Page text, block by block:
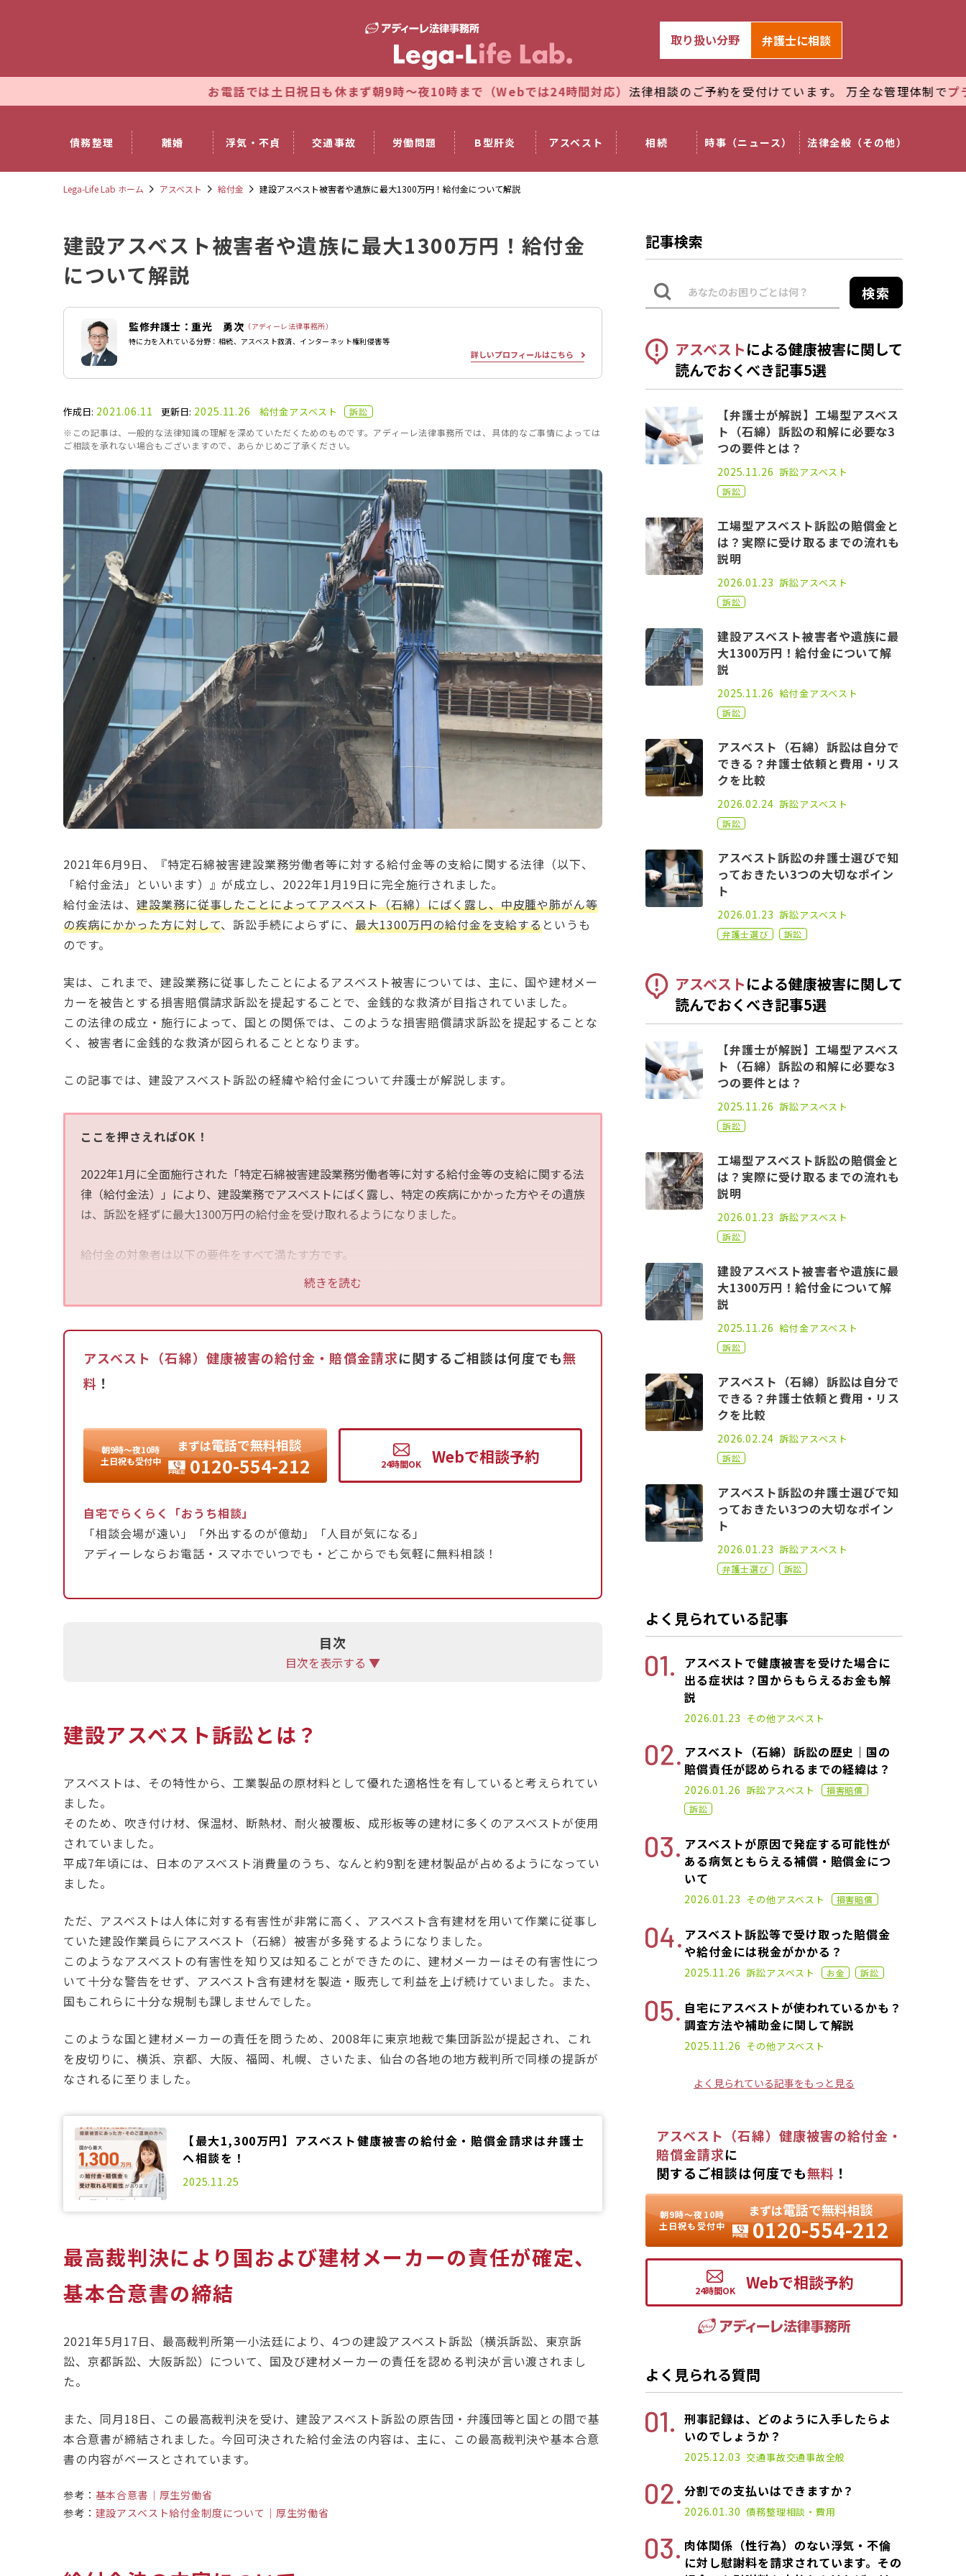
お電話では土日祝日も休まず朝9時～夜10時まで（Webでは24時間対応）法律相談のご予約を受付けています。 万全な管理体制でプライバシーを厳守
債務整理 離婚 浮気・不貞 交通事故 労働問題 B型肝炎 アスベスト 相続 時事（ニュース） 法律全般（その他）
取り扱い分野 弁護士に相談
Lega-Life Lab ホーム アスベスト 給付金 建設アスベスト被害者や遺族に最大1300万円！給付金について解説
建設アスベスト被害者や遺族に最大1300万円！給付金
について解説
監修弁護士：重光 勇次 （アディーレ法律事務所）
特に力を入れている分野：相続、アスベスト救済、インターネット権利侵害等
詳しいプロフィールはこちら
作成日: 2021.06.11 更新日: 2025.11.26 給付金アスベスト
訴訟
※この記事は、一般的な法律知識の理解を深めていただくためのものです。アディーレ法律事務所では、具体的なご事情によっては
ご相談を承れない場合もございますので、あらかじめご了承ください。
2021年6月9日、『特定石綿被害建設業務労働者等に対する給付金等の支給に関する法律（以下、
「給付金法」といいます）』が成立し、2022年1月19日に完全施行されました。
給付金法は、 建設業務に従事したことによってアスベスト（石綿）にばく露し、中皮腫や肺がん等
の疾病にかかった方に対して、訴訟手続によらずに、最大1300万円の給付金を支給するというも
のです。
実は、これまで、建設業務に従事したことによるアスベスト被害については、主に、国や建材メー
カーを被告とする損害賠償請求訴訟を提起することで、金銭的な救済が目指されていました。
この法律の成立・施行によって、国との関係では、このような損害賠償請求訴訟を提起することな
く、被害者に金銭的な救済が図られることとなります。
この記事では、建設アスベスト訴訟の経緯や給付金について弁護士が解説します。
ここを押さえればOK！
2022年1月に全面施行された「特定石綿被害建設業務労働者等に対する給付金等の支給に関する法
律（給付金法）」により、建設業務でアスベストにばく露し、特定の疾病にかかった方やその遺族
は、訴訟を経ずに最大1300万円の給付金を受け取れるようになりました。
給付金の対象者は以下の要件をすべて満たす方です。
1.特定期間のアスベストばく露建設業務への従事：1972年10月1日〜1975年9月30日の石綿吹付け
（じん肺管理区分管理2以上）、良性石綿胸水のいずれかにかかっていること。
3.労働者または一人親方等であること。
給付金には請求期限があり、原則として疾病の診断日や死亡日から20年以内です。
期間が短い場合や、肺がんの場合で喫煙習慣がある場合は、給付額が減額される可能性がありま
す。
ます。
手続きは複雑な面もあるため、弁護士への相談が推奨されます。
続きを読む
アスベスト（石綿）健康被害の給付金・賠償金請求に関するご相談は何度でも無
料 ！
朝9時〜夜10時
土日祝も受付中
まずは電話で無料相談
0120-554-212 Webで相談予約
自宅でらくらく「おうち相談」
「相談会場が遠い」「外出するのが億劫」「人目が気になる」
アディーレならお電話・スマホでいつでも・どこからでも気軽に無料相談！
目次
目次を表示する ▼
建設アスベスト訴訟とは？
アスベストは、その特性から、工業製品の原材料として優れた適格性を有していると考えられてい
ました。
そのため、吹き付け材、保温材、断熱材、耐火被覆板、成形板等の建材に多くのアスベストが使用
されていました。
平成7年頃には、日本のアスベスト消費量のうち、なんと約9割を建材製品が占めるようになってい
ました。
ただ、アスベストは人体に対する有害性が非常に高く、アスベスト含有建材を用いて作業に従事し
ていた建設作業員らにアスベスト（石綿）被害が多発するようになりました。
このようなアスベストの有害性を知り又は知ることができたのに、建材メーカーはその有害性につ
いて十分な警告をせず、アスベスト含有建材を製造・販売して利益を上げ続けていました。また、
国もこれらに十分な規制も課しませんでした。
このような国と建材メーカーの責任を問うため、2008年に東京地裁で集団訴訟が提起され、これ
を皮切りに、横浜、京都、大阪、福岡、札幌、さいたま、仙台の各地の地方裁判所で同様の提訴が
なされるに至りました。
【最大1,300万円】アスベスト健康被害の給付金・賠償金請求は弁護士
へ相談を！
2025.11.25
最高裁判決により国および建材メーカーの責任が確定、
基本合意書の締結
2021年5月17日、最高裁判所第一小法廷により、4つの建設アスベスト訴訟（横浜訴訟、東京訴
訟、京都訴訟、大阪訴訟）について、国及び建材メーカーの責任を認める判決が言い渡されまし
た。
また、同月18日、この最高裁判決を受け、建設アスベスト訴訟の原告団・弁護団等と国との間で基
本合意書が締結されました。今回可決された給付金法の内容は、主に、この最高裁判決や基本合意
書の内容がベースとされています。
参考： 基本合意書｜厚生労働省
参考： 建設アスベスト給付金制度について｜厚生労働省
記事検索
検索
アスベストによる健康被害に関して
読んでおくべき記事5選
【弁護士が解説】工場型アスベス
ト（石綿）訴訟の和解に必要な3
つの要件とは？
2021.09.15
2025.11.26 訴訟アスベスト
訴訟
工場型アスベスト訴訟の賠償金と
は？実際に受け取るまでの流れも
説明
2021.07.30
2026.01.23 訴訟アスベスト
訴訟
建設アスベスト被害者や遺族に最
大1300万円！給付金について解
説
2021.06.11
2025.11.26 給付金アスベスト
訴訟
アスベスト（石綿）訴訟は自分で
できる？弁護士依頼と費用・リス
クを比較
2021.01.25
2026.02.24 訴訟アスベスト
訴訟
アスベスト訴訟の弁護士選びで知
っておきたい3つの大切なポイン
ト
2021.01.25
2026.01.23 訴訟アスベスト
弁護士選び 訴訟
アスベストによる健康被害に関して
読んでおくべき記事5選
【弁護士が解説】工場型アスベス
ト（石綿）訴訟の和解に必要な3
つの要件とは？
2021.09.15
2025.11.26 訴訟アスベスト
訴訟
工場型アスベスト訴訟の賠償金と
は？実際に受け取るまでの流れも
説明
2021.07.30
2026.01.23 訴訟アスベスト
訴訟
建設アスベスト被害者や遺族に最
大1300万円！給付金について解
説
2021.06.11
2025.11.26 給付金アスベスト
訴訟
アスベスト（石綿）訴訟は自分で
できる？弁護士依頼と費用・リス
クを比較
2021.01.25
2026.02.24 訴訟アスベスト
訴訟
アスベスト訴訟の弁護士選びで知
っておきたい3つの大切なポイン
ト
2021.01.25
2026.01.23 訴訟アスベスト
弁護士選び 訴訟
よく見られている記事
アスベストで健康被害を受けた場合に
出る症状は？国からもらえるお金も解
説
2021.07.14
2026.01.23 その他アスベスト
アスベスト（石綿）訴訟の歴史｜国の
賠償責任が認められるまでの経緯は？
2022.09.07
2026.01.26 訴訟アスベスト
損害賠償
訴訟
アスベストが原因で発症する可能性が
ある病気ともらえる補償・賠償金につ
いて
2021.07.30
2026.01.23 その他アスベスト 損害賠償
アスベスト訴訟等で受け取った賠償金
や給付金には税金がかかる？
2022.03.02
2025.11.26 訴訟アスベスト お金 訴訟
自宅にアスベストが使われているかも？
調査方法や補助金に関して解説
2022.09.07
2025.11.26 その他アスベスト
よく見られている記事をもっと見る
アスベスト（石綿）健康被害の給付金・
賠償金請求に
関するご相談は何度でも無料 ！
朝9時〜夜10時
土日祝も受付中
まずは電話で無料相談
0120-554-212
Webで相談予約
よく見られる質問
刑事記録は、どのように入手したらよ
いのでしょうか？
2025.12.03 交通事故交通事故全般
分割での支払いはできますか？
2026.01.30 債務整理相談・費用
肉体関係（性行為）のない浮気・不倫
に対し慰謝料を請求されています。その